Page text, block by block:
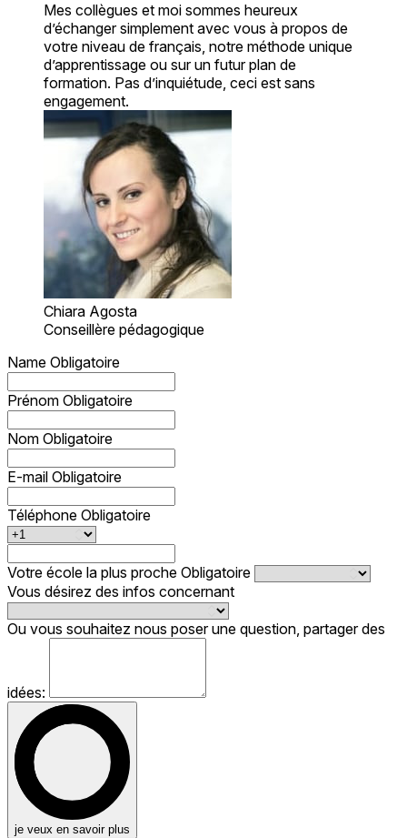
Mes collègues et moi sommes heureux
d’échanger simplement avec vous à propos de
votre niveau de français, notre méthode unique
d’apprentissage ou sur un futur plan de
formation. Pas d’inquiétude, ceci est sans
engagement.
Chiara Agosta
Conseillère pédagogique
Name Obligatoire
Prénom Obligatoire
Nom Obligatoire
E-mail Obligatoire
Téléphone Obligatoire
Votre école la plus proche Obligatoire
Vous désirez des infos concernant
Ou vous souhaitez nous poser une question, partager des
idées:
je veux en savoir plus